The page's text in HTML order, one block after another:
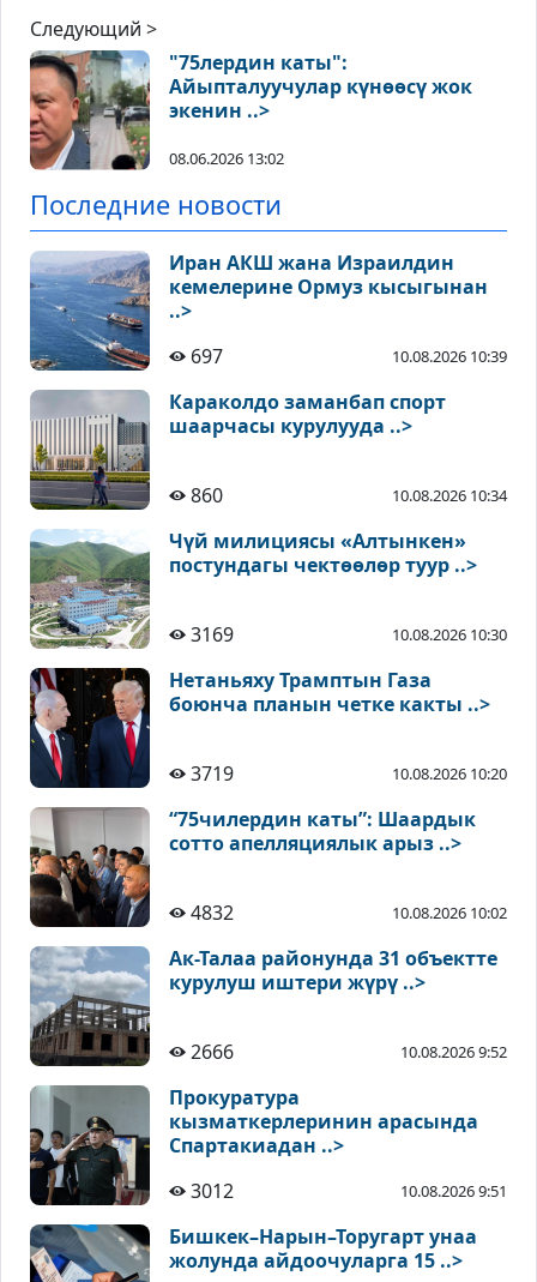
Следующий >
"75лердин каты":
Айыпталуучулар күнөөсү жок
экенин ..>
08.06.2026 13:02
Последние новости
Иран АКШ жана Израилдин
кемелерине Ормуз кысыгынан
..>
697
10.08.2026 10:39
Караколдо заманбап спорт
шаарчасы курулууда ..>
860 10.08.2026 10:34
Чүй милициясы «Алтынкен»
постундагы чектөөлөр туур ..>
3169 10.08.2026 10:30
Нетаньяху Трамптын Газа
боюнча планын четке какты ..>
3719 10.08.2026 10:20
“75чилердин каты”: Шаардык
сотто апелляциялык арыз ..>
4832 10.08.2026 10:02
Ак-Талаа районунда 31 объектте
курулуш иштери жүрү ..>
2666 10.08.2026 9:52
Прокуратура
кызматкерлеринин арасында
Спартакиадан ..>
3012
10.08.2026 9:51
Бишкек–Нарын–Торугарт унаа
жолунда айдоочуларга 15 ..>